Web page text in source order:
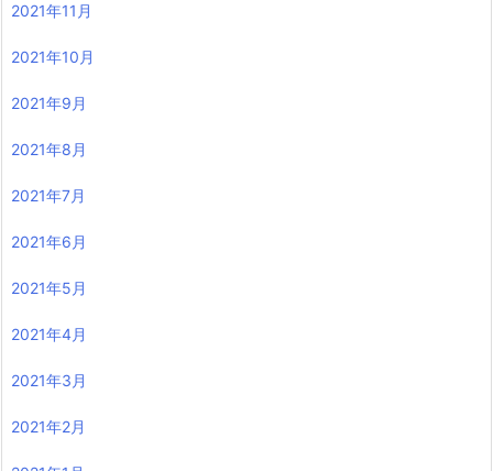
2021年11月
2021年10月
2021年9月
2021年8月
2021年7月
2021年6月
2021年5月
2021年4月
2021年3月
2021年2月